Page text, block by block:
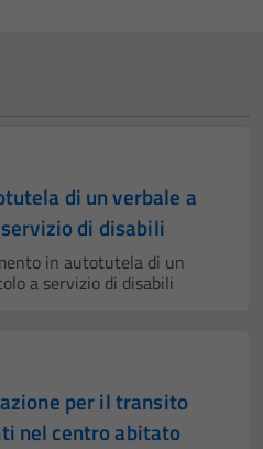
di un verbale a
di disabili
in autotutela di un
a servizio di disabili
per il transito
nel centro abitato